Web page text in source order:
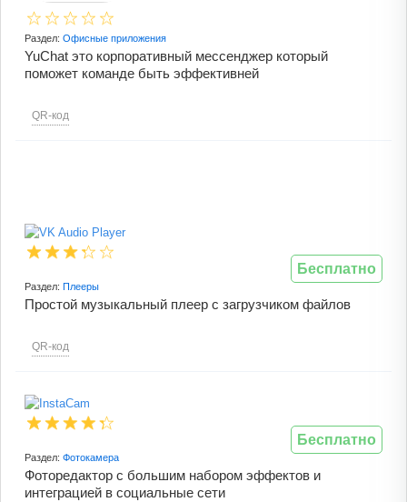
Раздел: Офисные приложения
YuChat это корпоративный мессенджер который
поможет команде быть эффективней
QR-код
Раздел: Плееры
Простой музыкальный плеер с загрузчиком файлов
QR-код
Бесплатно
Раздел: Фотокамера
Фоторедактор с большим набором эффектов и
интеграцией в социальные сети
Бесплатно